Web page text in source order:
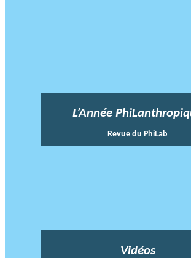
L’Année
Revue du PhiLab
Vidéos